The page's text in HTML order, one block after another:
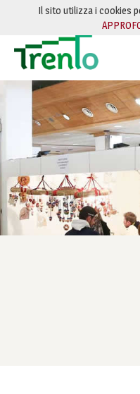
Salta al contenuto
Il sito utilizza i cookies